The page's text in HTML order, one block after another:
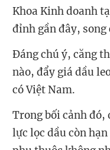
Khoa Kinh doanh
đỉnh gần đây,
Đáng chú ý, căng
nào, đẩy giá dầu
có Việt Nam.
Trong bối cảnh
lực lọc dầu còn